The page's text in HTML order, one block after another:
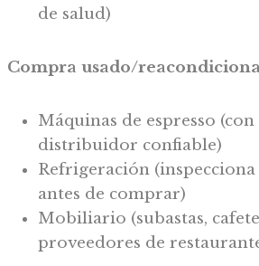
de salud)
Compra usado/
Máquinas de espresso
distribuidor confiable)
Refrigeración
antes de comprar)
Mobiliario (subastas,
proveedores de